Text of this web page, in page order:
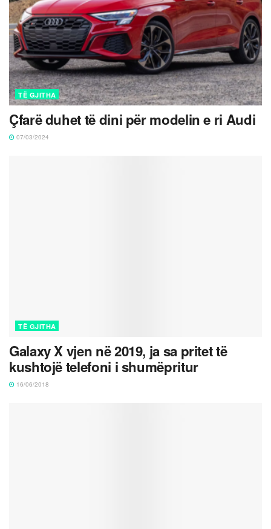
TË GJITHA
Çfarë duhet të dini për modelin e ri Audi
07/03/2024
TË GJITHA
Galaxy X vjen në 2019, ja sa pritet të
kushtojë telefoni i shumëpritur
16/06/2018